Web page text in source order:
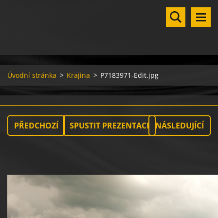
Úvodní stránka > Krajina > P7183971-Edit.jpg
PŘEDCHOZÍ SPUSTIT PREZENTACI NÁSLEDUJÍCÍ